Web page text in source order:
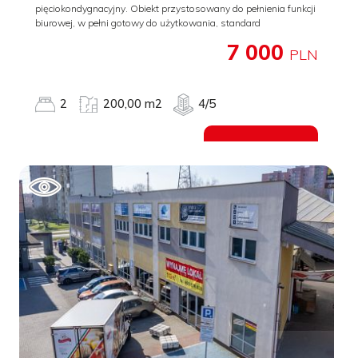
rozwinięta komunikacja miejska zapewnia szybki i wygodny
dojazd do różnych części miasta. To idealna propozycja dla osób
szukających komfortowego mieszkania w centrum, gotowego
do zamieszkania, bez dodatkowych prac remontowych, a także
pięciokondygnacyjny. Obiekt przystosowany do pełnienia funkcji
biurowej, w pełni gotowy do użytkowania, standard
dostosowany do potrzeb osób niepełnosprawnych (podjazd
pomieszczenia magazynowe. Instalacje w budynku: wodno -
kanalizacyjna, elektryczna (własna rozdzielnia), c.o. z kotłowni
gazowej (mieszczącej się na parterze budynku),
(pomieszczenia serwera na każdej kondygnacji). Obiekt
wyposażony jest w monitoring (instalacja alarmowa oraz
wizyjna), system przeciwpożarowy. Dostępna winda osobowa.
Do dyspozycji własny, duży plac manewrowo - parkingowy, na
około 70 miejsc parkingowych. Na parterze budynku, przy
wejściu, zlokalizowana jest portiernia. Ochrona fizyczna od
poniedziałku do piątku w godzinach 08.00 - 16.00, w
pozostałych godzinach dostęp do budynku przy użyciu kluczy i
indywidualnych kodów dostępu. Nieruchomość wyodrębniona,
plac ogrodzony, zamykany bramą wjazdową. Koszty
eksploatacyjne 1. Energia elektryczna wg zużycia - podlicznik ee.
2. Pozostałe media - rozliczane procentowo w stosunku
powierzchni lokalu/powierzchni najmu. - przykładowe opłaty za
media na podstawie zużycia za okres zimowy i letni: okres
7 000 PLN
2 200,00 m2 4/5
Zobacz ofertę